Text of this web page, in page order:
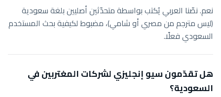
نعم. نصّنا العربي يُكتب بواسطة متحدّثين أصليين بلغة سعودية
(ليس مترجم من مصري أو شامي)، مضبوط لكيفية بحث المستخدم
السعودي فعلًا.
هل تقدّمون سيو إنجليزي لشركات المغتربين في
السعودية؟